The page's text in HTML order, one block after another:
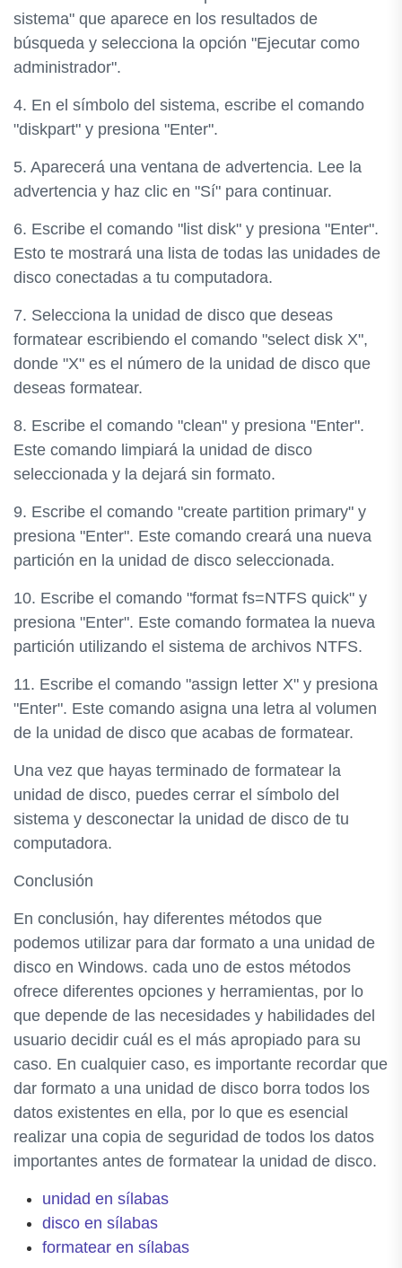
sistema" que aparece en los resultados de
búsqueda y selecciona la opción "Ejecutar como
administrador".
4. En el símbolo del sistema, escribe el comando
"diskpart" y presiona "Enter".
5. Aparecerá una ventana de advertencia. Lee la
advertencia y haz clic en "Sí" para continuar.
6. Escribe el comando "list disk" y presiona "Enter".
Esto te mostrará una lista de todas las unidades de
disco conectadas a tu computadora.
7. Selecciona la unidad de disco que deseas
formatear escribiendo el comando "select disk X",
donde "X" es el número de la unidad de disco que
deseas formatear.
8. Escribe el comando "clean" y presiona "Enter".
Este comando limpiará la unidad de disco
seleccionada y la dejará sin formato.
9. Escribe el comando "create partition primary" y
presiona "Enter". Este comando creará una nueva
partición en la unidad de disco seleccionada.
10. Escribe el comando "format fs=NTFS quick" y
presiona "Enter". Este comando formatea la nueva
partición utilizando el sistema de archivos NTFS.
11. Escribe el comando "assign letter X" y presiona
"Enter". Este comando asigna una letra al volumen
de la unidad de disco que acabas de formatear.
Una vez que hayas terminado de formatear la
unidad de disco, puedes cerrar el símbolo del
sistema y desconectar la unidad de disco de tu
computadora.
Conclusión
En conclusión, hay diferentes métodos que
podemos utilizar para dar formato a una unidad de
disco en Windows. cada uno de estos métodos
ofrece diferentes opciones y herramientas, por lo
que depende de las necesidades y habilidades del
usuario decidir cuál es el más apropiado para su
caso. En cualquier caso, es importante recordar que
dar formato a una unidad de disco borra todos los
datos existentes en ella, por lo que es esencial
realizar una copia de seguridad de todos los datos
importantes antes de formatear la unidad de disco.
unidad en sílabas
disco en sílabas
formatear en sílabas